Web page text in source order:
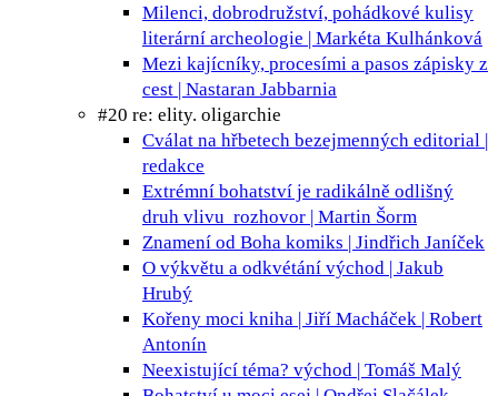
Milenci, dobrodružství, pohádkové kulisy
literární archeologie | Markéta Kulhánková
Mezi kajícníky, procesími a pasos zápisky z
cest | Nastaran Jabbarnia
#20 re: elity. oligarchie
Cválat na hřbetech bezejmenných editorial |
redakce
Extrémní bohatství je radikálně odlišný
druh vlivu rozhovor | Martin Šorm
Znamení od Boha komiks | Jindřich Janíček
O výkvětu a odkvétání východ | Jakub
Hrubý
Kořeny moci kniha | Jiří Macháček | Robert
Antonín
Neexistující téma? východ | Tomáš Malý